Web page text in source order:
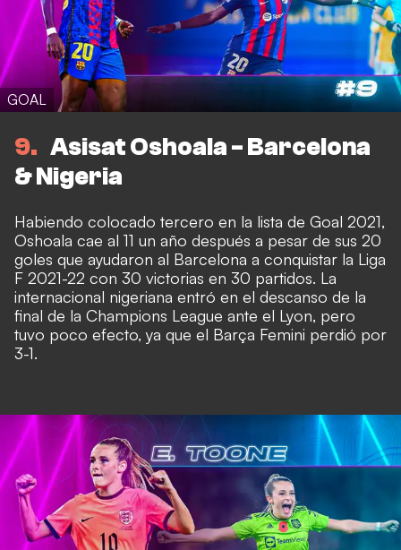
GOAL
9
Asisat Oshoala - Barcelona
& Nigeria
Habiendo colocado tercero en la lista de Goal 2021,
Oshoala cae al 11 un año después a pesar de sus 20
goles que ayudaron al Barcelona a conquistar la Liga
F 2021-22 con 30 victorias en 30 partidos. La
internacional nigeriana entró en el descanso de la
final de la Champions League ante el Lyon, pero
tuvo poco efecto, ya que el Barça Femini perdió por
3-1.